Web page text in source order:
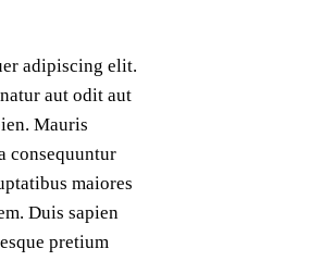
adipiscing elit.
aut odit aut
Mauris
consequuntur
maiores
Duis sapien
pretium